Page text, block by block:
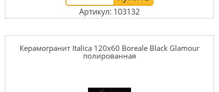
Артикул: 103132
Керамогранит Italica 120x60 Boreale Black Glamour
полированная